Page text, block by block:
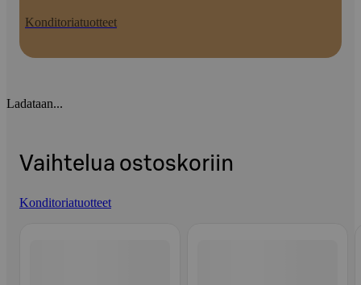
Konditoriatuotteet
Ladataan...
Vaihtelua ostoskoriin
Konditoriatuotteet